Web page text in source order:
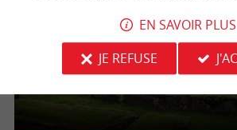
EN SAVOIR PLUS
JE REFUSE